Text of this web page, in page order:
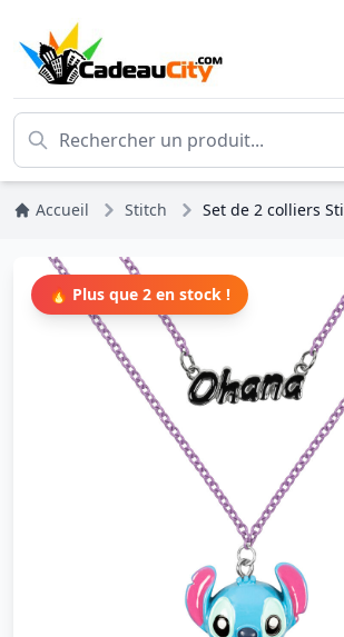
Accueil Stitch Set de 2 colliers
🔥 Plus que 2 en stock !